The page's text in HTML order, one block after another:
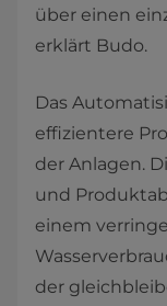
über einen
erklärt Budo.
Das
effizientere
der Anlagen.
und
einem
der